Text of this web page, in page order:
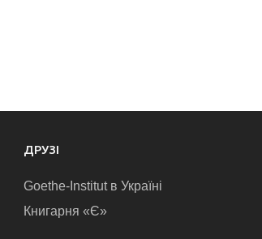
ДРУЗІ
Goethe-Institut в Україні
Книгарня «Є»